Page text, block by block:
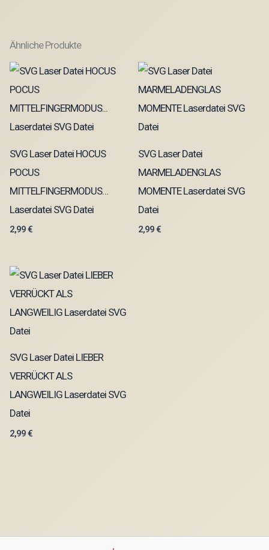
Ähnliche Produkte
SVG Laser Datei HOCUS
POCUS
MITTELFINGERMODUS…
Laserdatei SVG Datei
2,99€
SVG Laser Datei
MARMELADENGLAS
MOMENTE Laserdatei SVG
Datei
2,99€
SVG Laser Datei LIEBER
VERRÜCKT ALS
LANGWEILIG Laserdatei SVG
Datei
2,99€